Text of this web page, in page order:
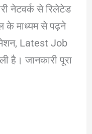
नेटवर्क से रिलेटेड
के माध्यम से पढ़ने
Latest Job
है। जानकारी पूरा